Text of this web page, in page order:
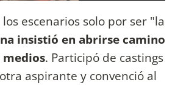
escenarios solo por ser "la
insistió en abrirse camino
. Participó de castings
aspirante y convenció al